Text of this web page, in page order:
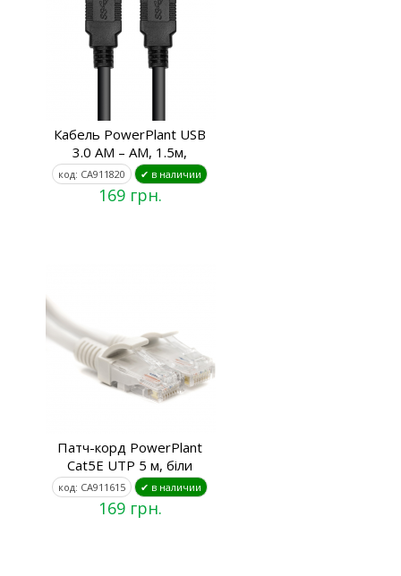
Кабель PowerPlant USB
3.0 AM – AM, 1.5м,
код: CA911820 ✔ в наличии
169 грн.
Патч-корд PowerPlant
Cat5E UTP 5 м, біли
код: CA911615 ✔ в наличии
169 грн.